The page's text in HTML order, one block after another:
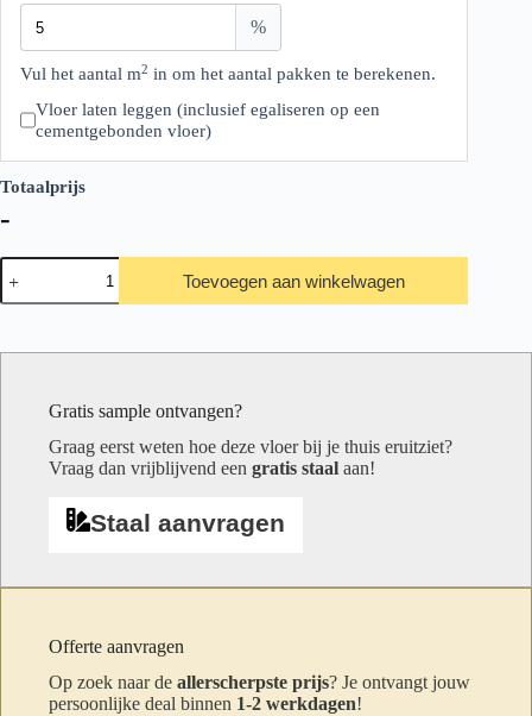
%
Vul het aantal m2 in om het aantal pakken te berekenen.
Vloer laten leggen (inclusief egaliseren op een
cementgebonden vloer)
Totaalprijs
-
Belakos
Palazzo
700
Toevoegen aan winkelwagen
Gratis sample ontvangen?
Graag eerst weten hoe deze vloer bij je thuis eruitziet?
Vraag dan vrijblijvend een gratis staal aan!
Staal aanvragen
Offerte aanvragen
Op zoek naar de allerscherpste prijs? Je ontvangt jouw
persoonlijke deal binnen 1-2 werkdagen!